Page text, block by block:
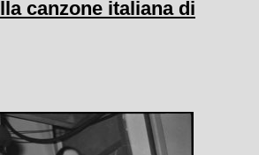
canzone italiana di